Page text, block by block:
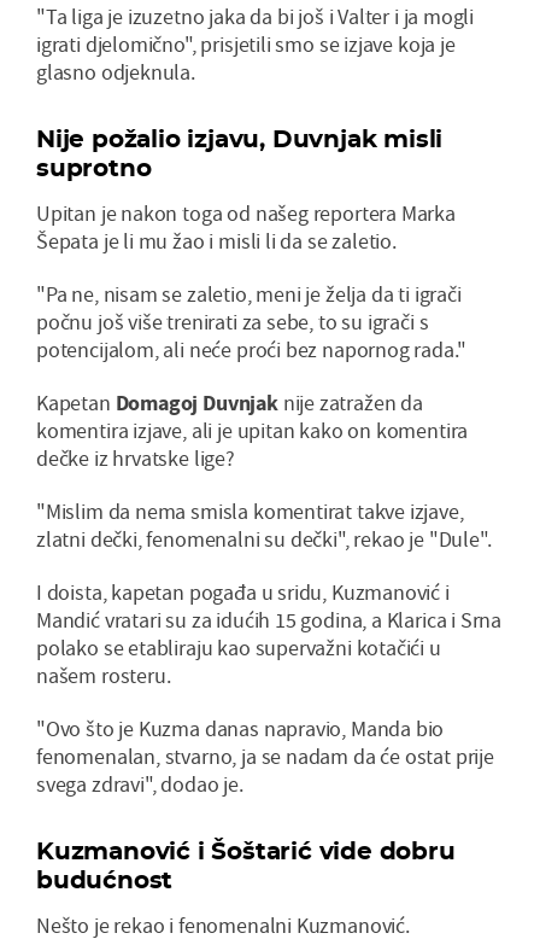
"Ta liga je izuzetno jaka da bi još i Valter i ja mogli
igrati djelomično", prisjetili smo se izjave koja je
glasno odjeknula.
Nije požalio izjavu, Duvnjak misli
suprotno
Upitan je nakon toga od našeg reportera Marka
Šepata je li mu žao i misli li da se zaletio.
"Pa ne, nisam se zaletio, meni je želja da ti igrači
počnu još više trenirati za sebe, to su igrači s
potencijalom, ali neće proći bez napornog rada."
Kapetan Domagoj Duvnjaknije zatražen da
komentira izjave, ali je upitan kako on komentira
dečke iz hrvatske lige?
"Mislim da nema smisla komentirat takve izjave,
zlatni dečki, fenomenalni su dečki", rekao je "Dule".
I doista, kapetan pogađa u sridu, Kuzmanović i
Mandić vratari su za idućih 15 godina, a Klarica i Srna
polako se etabliraju kao supervažni kotačići u
našem rosteru.
"Ovo što je Kuzma danas napravio, Manda bio
fenomenalan, stvarno, ja se nadam da će ostat prije
svega zdravi", dodao je.
Kuzmanović i Šoštarić vide dobru
budućnost
Nešto je rekao i fenomenalni Kuzmanović.